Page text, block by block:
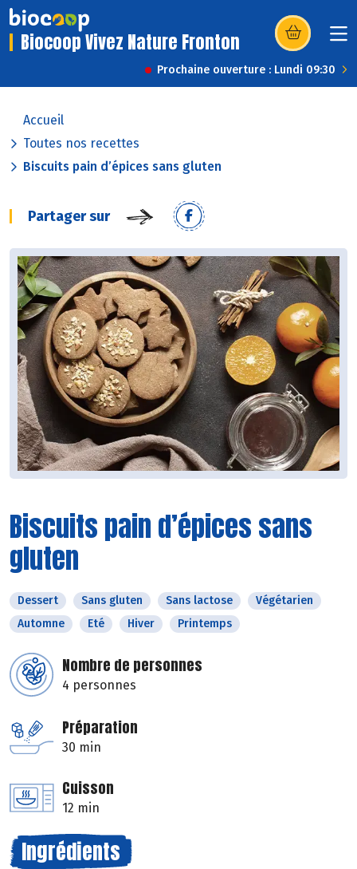
Biocoop Vivez Nature Fronton (s’ouvre dans
Prochaine ouverture : Lundi 09:30
Accueil
Toutes nos recettes
Biscuits pain d’épices sans gluten
Partager sur
Biscuits pain d’épices sans
gluten
Dessert Sans gluten Sans lactose
Végétarien
Automne
Eté Hiver Printemps
Nombre de personnes
4 personnes
Préparation
30 min
Cuisson
12 min
Ingrédients